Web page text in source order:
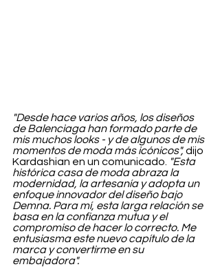
"Desde hace varios años, los diseños
de Balenciaga han formado parte de
mis muchos looks - y de algunos de mis
momentos de moda más icónicos", dijo
Kardashian en un comunicado.
"Esta
histórica casa de moda abraza la
modernidad, la artesanía y adopta un
enfoque innovador del diseño bajo
Demna. Para mí, esta larga relación se
basa en la confianza mutua y el
compromiso de hacer lo correcto. Me
entusiasma este nuevo capítulo de la
marca y convertirme en su
embajadora".